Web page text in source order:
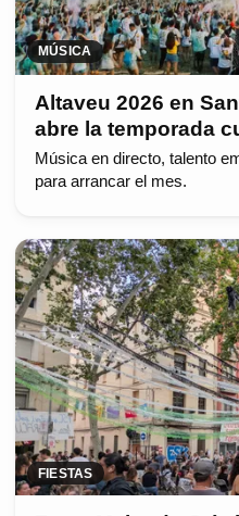
MÚSICA
Altaveu 2026 en
abre la temporada
Música en directo, talento
para arrancar el mes.
FIESTAS